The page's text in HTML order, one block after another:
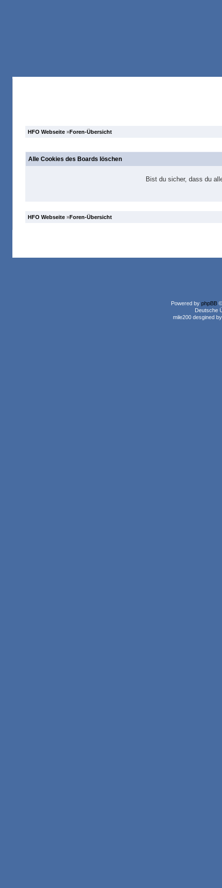
HFO Webseite »Foren-Übersicht
Alle Cookies des Boards löschen
Bist du sicher, dass du
HFO Webseite »Foren-Übersicht
Powered by phpBB
Deutsche
mile200 desgined